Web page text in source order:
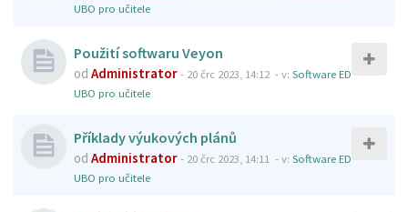
UBO pro učitele
Použití softwaru Veyon
od Administrator- 20 črc 2023, 14:12 - v: Software ED
UBO pro učitele
Příklady výukových plánů
od Administrator- 20 črc 2023, 14:11 - v: Software ED
UBO pro učitele